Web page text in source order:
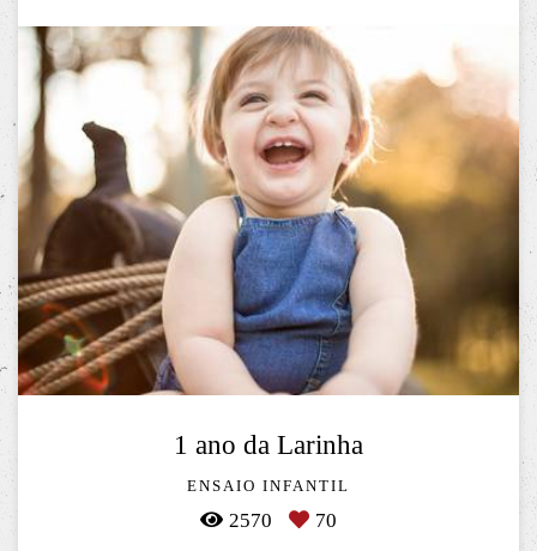
1 ano da Larinha
ENSAIO INFANTIL
2570 70